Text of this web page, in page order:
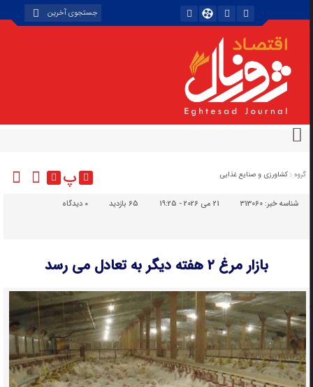
گروه : کشاورزی و صنایع غذایی پ
شناسه خبر:313060 21 می 2026 - 19:25 65 بازدید دیدگاه
بازار مرغ ۲ هفته دیگر به تعادل می رسد